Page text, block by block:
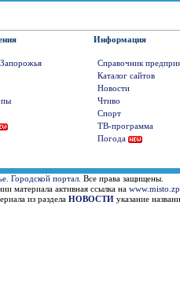
Информация
Справочник
Каталог сайтов
Новости
Чтиво
Спорт
ТВ-программа
Погода
Городской портал . Все права защищены.
материала активная ссылка на
из раздела НОВОСТИ указание